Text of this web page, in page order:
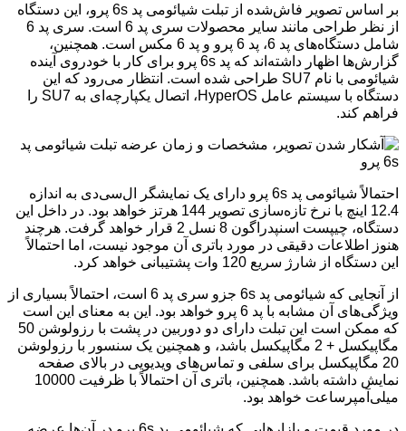
بر اساس تصویر فاش‌شده از تبلت شیائومی پد 6s پرو، این دستگاه
از نظر طراحی مانند سایر محصولات سری پد 6 است. سری پد 6
شامل دستگاه‌های پد 6، پد 6 پرو و پد 6 مکس است. همچنین،
گزارش‌ها اظهار داشته‌اند که پد 6s پرو برای کار با خودروی آینده
شیائومی با نام SU7 طراحی شده است. انتظار می‌رود که این
دستگاه با سیستم عامل HyperOS، اتصال یکپارچه‌ای به SU7 را
فراهم کند.
احتمالاً شیائومی پد 6s پرو دارای یک نمایشگر ال‌سی‌دی به اندازه
12.4 اینچ با نرخ تازه‌سازی تصویر 144 هرتز خواهد بود. در داخل این
دستگاه، چیپست اسنپدراگون 8 نسل 2 قرار خواهد گرفت. هرچند
هنوز اطلاعات دقیقی در مورد باتری آن موجود نیست، اما احتمالاً
این دستگاه از شارژ سریع 120 وات پشتیبانی خواهد کرد.
از آنجایی که شیائومی پد 6s جزو سری پد 6 است، احتمالاً بسیاری از
ویژگی‌های آن مشابه با پد 6 پرو خواهد بود. این به معنای این است
که ممکن است این تبلت دارای دو دوربین در پشت با رزولوشن 50
مگاپیکسل + 2 مگاپیکسل باشد، و همچنین یک سنسور با رزولوشن
20 مگاپیکسل برای سلفی و تماس‌های ویدیویی در بالای صفحه
نمایش داشته باشد. همچنین، باتری آن احتمالاً با ظرفیت 10000
میلی‌آمپرساعت خواهد بود.